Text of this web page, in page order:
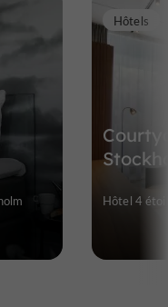
Hôtels
Hôtel 4